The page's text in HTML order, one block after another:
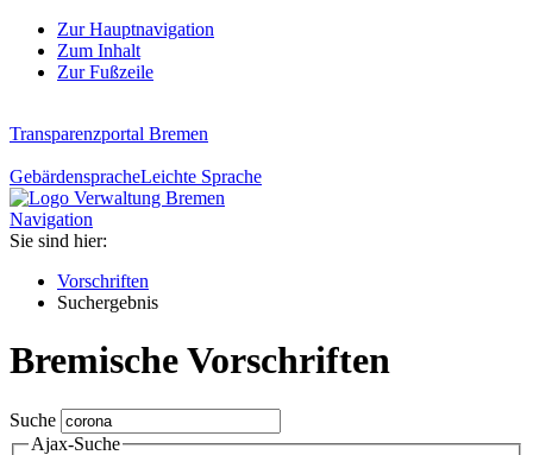
Zur Hauptnavigation
Zum Inhalt
Zur Fußzeile
Transparenzportal Bremen
GebärdenspracheLeichte Sprache
Navigation
Sie sind hier:
Vorschriften
Suchergebnis
Bremische Vorschriften
Suche
Ajax-Suche